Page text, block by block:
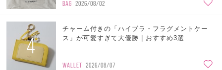
BAG 2026/08/02
4
チャーム付きの「ハイブラ・フラグメントケー
ス」が可愛すぎて大優勝 | おすすめ3選
WALLET 2026/08/07